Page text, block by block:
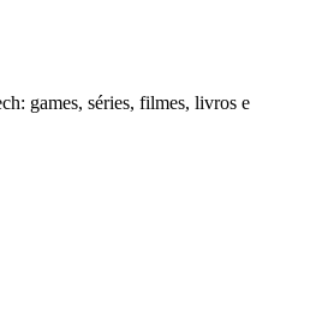
games, séries, filmes, livros e